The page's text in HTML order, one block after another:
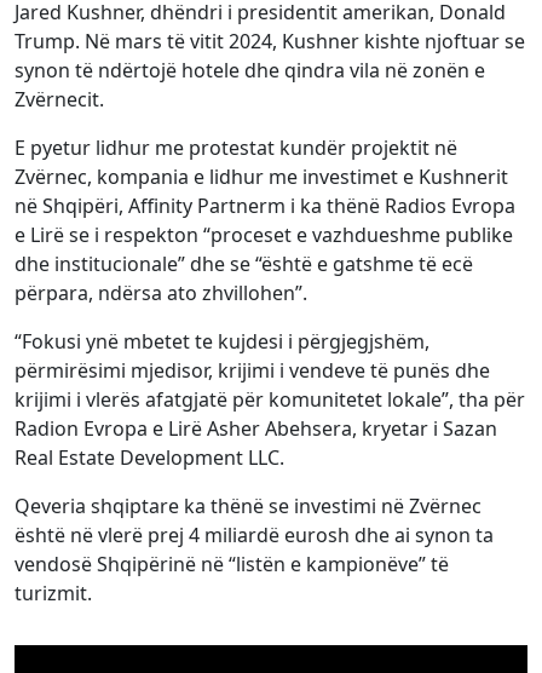
Jared Kushner, dhëndri i presidentit amerikan, Donald
Trump. Në mars të vitit 2024, Kushner kishte njoftuar se
synon të ndërtojë hotele dhe qindra vila në zonën e
Zvërnecit.
E pyetur lidhur me protestat kundër projektit në
Zvërnec, kompania e lidhur me investimet e Kushnerit
në Shqipëri, Affinity Partnerm i ka thënë Radios Evropa
e Lirë se i respekton “proceset e vazhdueshme publike
dhe institucionale” dhe se “është e gatshme të ecë
përpara, ndërsa ato zhvillohen”.
“Fokusi ynë mbetet te kujdesi i përgjegjshëm,
përmirësimi mjedisor, krijimi i vendeve të punës dhe
krijimi i vlerës afatgjatë për komunitetet lokale”, tha për
Radion Evropa e Lirë Asher Abehsera, kryetar i Sazan
Real Estate Development LLC.
Qeveria shqiptare ka thënë se investimi në Zvërnec
është në vlerë prej 4 miliardë eurosh dhe ai synon ta
vendosë Shqipërinë në “listën e kampionëve” të
turizmit.